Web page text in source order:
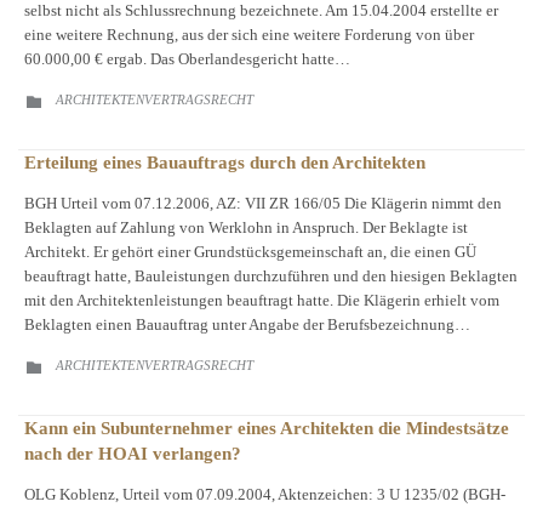
selbst nicht als Schlussrechnung bezeichnete. Am 15.04.2004 erstellte er
eine weitere Rechnung, aus der sich eine weitere Forderung von über
60.000,00 € ergab. Das Oberlandesgericht hatte…
 CATEGORY
ARCHITEKTENVERTRAGSRECHT
Erteilung eines Bauauftrags durch den Architekten
BGH Urteil vom 07.12.2006, AZ: VII ZR 166/05 Die Klägerin nimmt den
Beklagten auf Zahlung von Werklohn in Anspruch. Der Beklagte ist
Architekt. Er gehört einer Grundstücksgemeinschaft an, die einen GÜ
beauftragt hatte, Bauleistungen durchzuführen und den hiesigen Beklagten
mit den Architektenleistungen beauftragt hatte. Die Klägerin erhielt vom
Beklagten einen Bauauftrag unter Angabe der Berufsbezeichnung…
 CATEGORY
ARCHITEKTENVERTRAGSRECHT
Kann ein Subunternehmer eines Architekten die Mindestsätze
nach der HOAI verlangen?
OLG Koblenz, Urteil vom 07.09.2004, Aktenzeichen: 3 U 1235/02 (BGH-